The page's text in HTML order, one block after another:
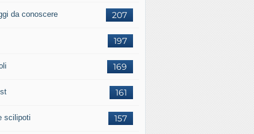
207
da conoscere
197
169
161
157
scilipoti